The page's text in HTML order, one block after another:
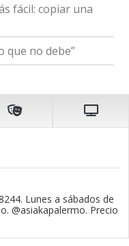
fácil: copiar una
que no debe”
Lunes a sábados de
@asiakapalermo. Precio